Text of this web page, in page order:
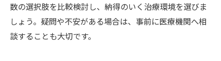
数の選択肢を比較検討し、納得のいく治療環境を選びま
しょう。疑問や不安がある場合は、事前に医療機関へ相
談することも大切です。